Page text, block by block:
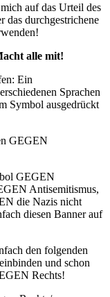
auf das Urteil des
das durchgestrichene
alle mit!
Ein
Sprachen
Symbol ausgedrückt
GEGEN
Antisemitismus,
die Nazis nicht
diesen Banner auf
den folgenden
und schon
Rechts!